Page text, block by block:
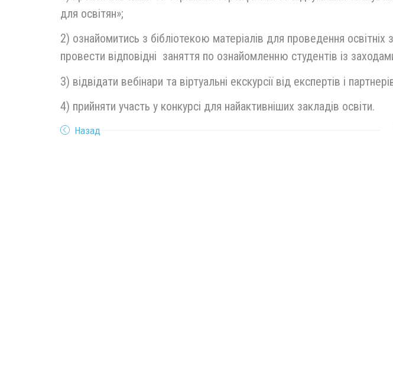
для освітян»;
2) ознайомитись з бібліотекою матеріалів для проведення освітніх
провести відповідні заняття по ознайомленню студентів із
3) відвідати вебінари та віртуальні екскурсії від експертів і
4) прийняти участь у конкурсі для найактивніших закладів освіти.
Назад